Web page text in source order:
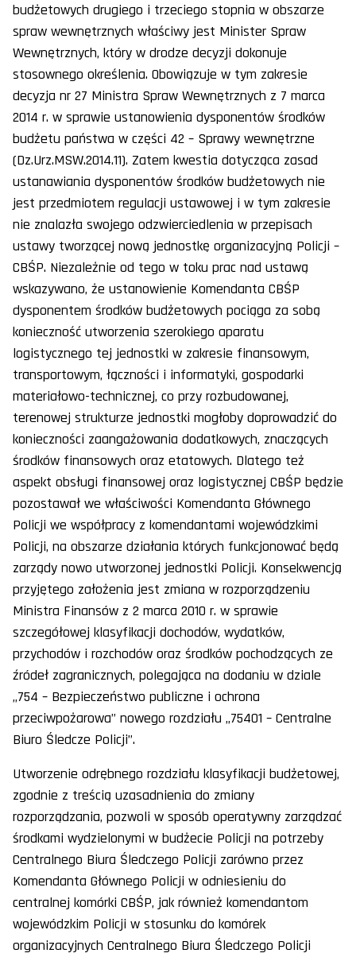
budżetowych drugiego i trzeciego stopnia w obszarze
spraw wewnętrznych właściwy jest Minister Spraw
Wewnętrznych, który w drodze decyzji dokonuje
stosownego określenia. Obowiązuje w tym zakresie
decyzja nr 27 Ministra Spraw Wewnętrznych z 7 marca
2014 r. w sprawie ustanowienia dysponentów środków
budżetu państwa w części 42 – Sprawy wewnętrzne
(Dz.Urz.MSW.2014.11). Zatem kwestia dotycząca zasad
ustanawiania dysponentów środków budżetowych nie
jest przedmiotem regulacji ustawowej i w tym zakresie
nie znalazła swojego odzwierciedlenia w przepisach
ustawy tworzącej nową jednostkę organizacyjną Policji –
CBŚP. Niezależnie od tego w toku prac nad ustawą
wskazywano, że ustanowienie Komendanta CBŚP
dysponentem środków budżetowych pociąga za sobą
konieczność utworzenia szerokiego aparatu
logistycznego tej jednostki w zakresie finansowym,
transportowym, łączności i informatyki, gospodarki
materiałowo-technicznej, co przy rozbudowanej,
terenowej strukturze jednostki mogłoby doprowadzić do
konieczności zaangażowania dodatkowych, znaczących
środków finansowych oraz etatowych. Dlatego też
aspekt obsługi finansowej oraz logistycznej CBŚP będzie
pozostawał we właściwości Komendanta Głównego
Policji we współpracy z komendantami wojewódzkimi
Policji, na obszarze działania których funkcjonować będą
zarządy nowo utworzonej jednostki Policji. Konsekwencją
przyjętego założenia jest zmiana w rozporządzeniu
Ministra Finansów z 2 marca 2010 r. w sprawie
szczegółowej klasyfikacji dochodów, wydatków,
przychodów i rozchodów oraz środków pochodzących ze
źródeł zagranicznych, polegająca na dodaniu w dziale
„754 – Bezpieczeństwo publiczne i ochrona
przeciwpożarowa” nowego rozdziału „75401 – Centralne
Biuro Śledcze Policji”.
Utworzenie odrębnego rozdziału klasyfikacji budżetowej,
zgodnie z treścią uzasadnienia do zmiany
rozporządzania, pozwoli w sposób operatywny zarządzać
środkami wydzielonymi w budżecie Policji na potrzeby
Centralnego Biura Śledczego Policji zarówno przez
Komendanta Głównego Policji w odniesieniu do
centralnej komórki CBŚP, jak również komendantom
wojewódzkim Policji w stosunku do komórek
organizacyjnych Centralnego Biura Śledczego Policji